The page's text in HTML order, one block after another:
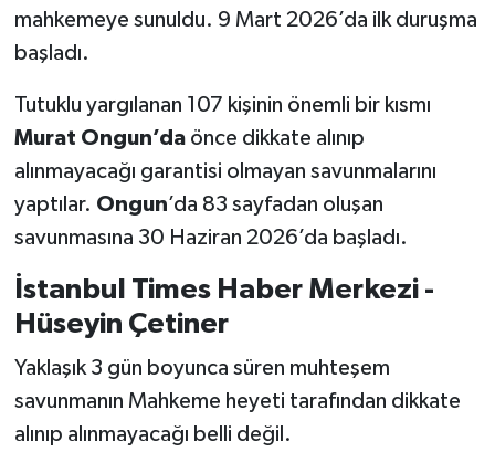
mahkemeye sunuldu. 9 Mart 2026’da ilk duruşma
başladı.
Tutuklu yargılanan 107 kişinin önemli bir kısmı
Murat Ongun’daönce dikkate alınıp
alınmayacağı garantisi olmayan savunmalarını
yaptılar. Ongun’da 83 sayfadan oluşan
savunmasına 30 Haziran 2026’da başladı.
İstanbul Times Haber Merkezi -
Hüseyin Çetiner
Yaklaşık 3 gün boyunca süren muhteşem
savunmanın Mahkeme heyeti tarafından dikkate
alınıp alınmayacağı belli değil.